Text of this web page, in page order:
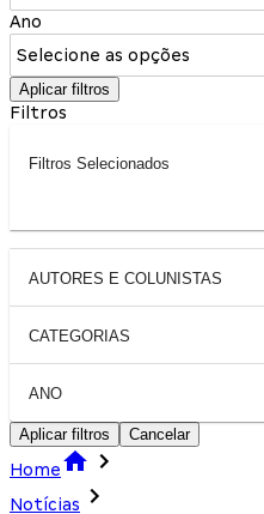
Ano
Selecione as opções
Aplicar filtros
Filtros
Filtros Selecionados
AUTORES E COLUNISTAS
CATEGORIAS
ANO
Aplicar filtros Cancelar
Home
Notícias